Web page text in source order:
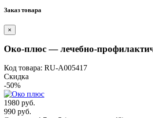
Заказ товара
×
Око-плюс — лечебно-
Код товара: RU-A005417
Скидка
-50%
1980 руб.
990 руб.